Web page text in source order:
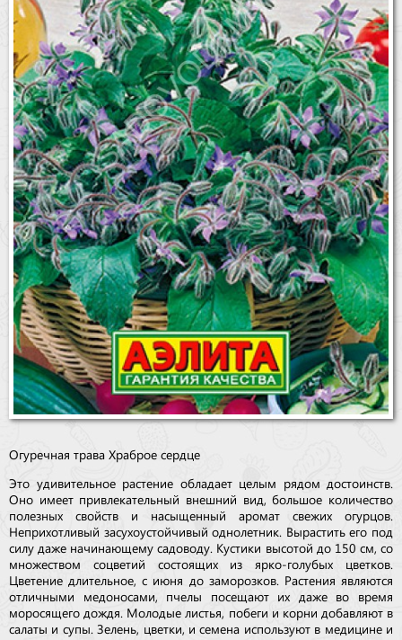
Огуречная трава Храброе сердце
Это удивительное растение обладает целым рядом достоинств.
Оно имеет привлекательный внешний вид, большое количество
полезных свойств и насыщенный аромат свежих огурцов.
Неприхотливый засухоустойчивый однолетник. Вырастить его под
силу даже начинающему садоводу. Кустики высотой до 150 см, со
множеством соцветий состоящих из ярко-голубых цветков.
Цветение длительное, с июня до заморозков. Растения являются
отличными медоносами, пчелы посещают их даже во время
моросящего дождя. Молодые листья, побеги и корни добавляют в
салаты и супы. Зелень, цветки, и семена используют в медицине и